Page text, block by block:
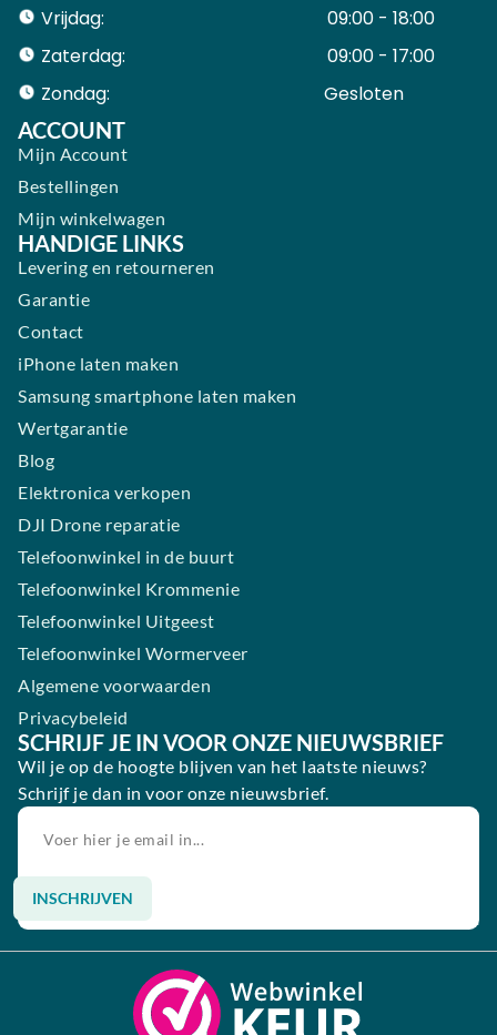
Vrijdag:
09:00 - 18:00
Zaterdag:
09:00 - 17:00
Zondag:
Gesloten ​ ​ ​ ​ ​ ​ ​
ACCOUNT
Mijn Account
Bestellingen
Mijn winkelwagen
HANDIGE LINKS
Levering en retourneren
Garantie
Contact
iPhone laten maken
Samsung smartphone laten maken
Wertgarantie
Blog
Elektronica verkopen
DJI Drone reparatie
Telefoonwinkel in de buurt
Telefoonwinkel Krommenie
Telefoonwinkel Uitgeest
Telefoonwinkel Wormerveer
Algemene voorwaarden
Privacybeleid
SCHRIJF JE IN VOOR ONZE NIEUWSBRIEF
Wil je op de hoogte blijven van het laatste nieuws?
Schrijf je dan in voor onze nieuwsbrief.
INSCHRIJVEN
Alternative: